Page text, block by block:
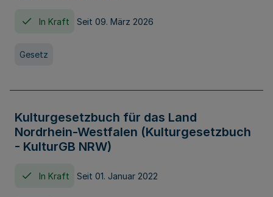
In Kraft Seit 09. März 2026
Gesetz
Kulturgesetzbuch für das Land
Nordrhein-Westfalen (Kulturgesetzbuch
- KulturGB NRW)
In Kraft Seit 01. Januar 2022